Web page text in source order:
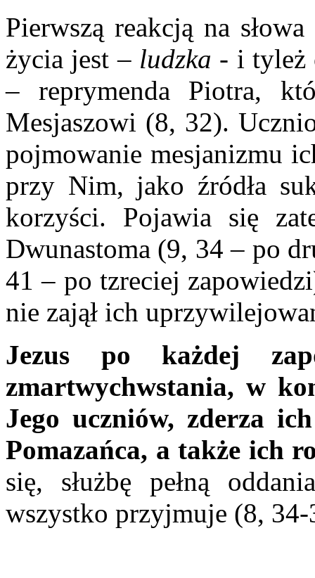
Pierwszą reakcją na
życia jest – ludzka - i tyleż
– reprymenda Piotra,
Mesjaszowi (8, 32).
pojmowanie mesjanizmu
przy Nim, jako źródła
korzyści. Pojawia się
Dwunastoma (9, 34 – po
41 – po tzreciej
nie zajął ich
Jezus po każdej
zmartwychwstania, w
Jego uczniów, zderza
Pomazańca, a także ich
się, służbę pełną
wszystko przyjmuje (8,